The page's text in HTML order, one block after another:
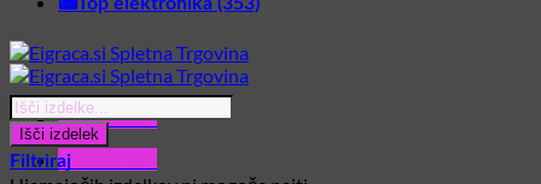
Glavni meni
Glavni meni
Products
search
Išči izdelek
Filtriraj